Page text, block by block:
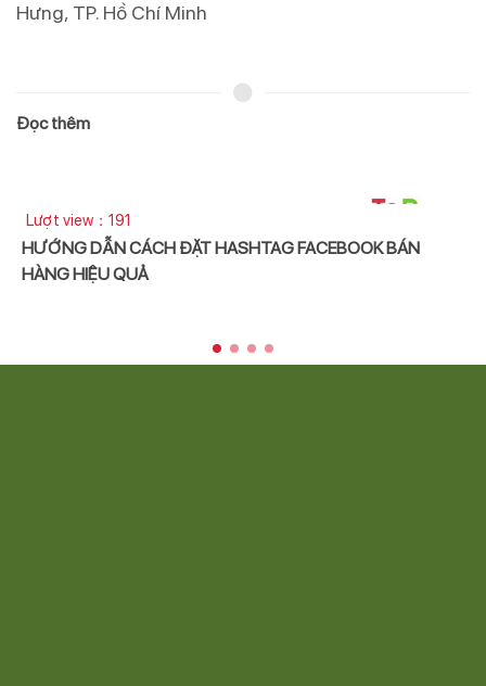
Hưng, TP. Hồ Chí Minh
Đọc thêm
Lượt view：191
HƯỚNG DẪN CÁCH ĐẶT HASHTAG FACEBOOK BÁN
HÀNG HIỆU QUẢ